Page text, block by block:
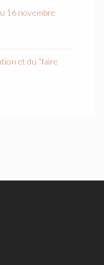
16 novembre
et du “faire